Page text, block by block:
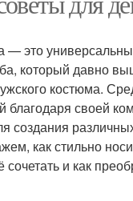
— это
который давно
костюма.
благодаря своей
создания
как стильно
и как